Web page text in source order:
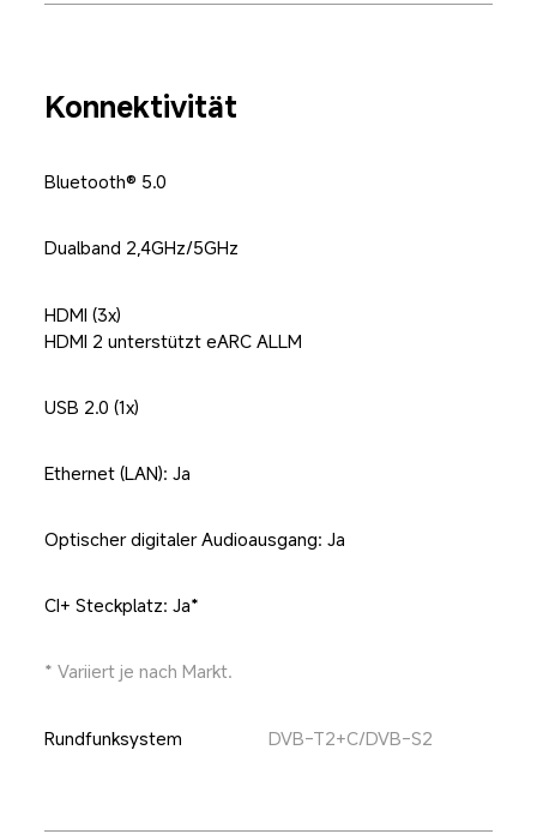
Konnektivität
Bluetooth® 5.0
Dualband 2,4GHz/5GHz
HDMI (3x)
HDMI 2 unterstützt eARC ALLM
USB 2.0 (1x)
Ethernet (LAN): Ja
Optischer digitaler Audioausgang: Ja
CI+ Steckplatz: Ja*
* Variiert je nach Markt.
Rundfunksystem DVB-T2+C/DVB-S2